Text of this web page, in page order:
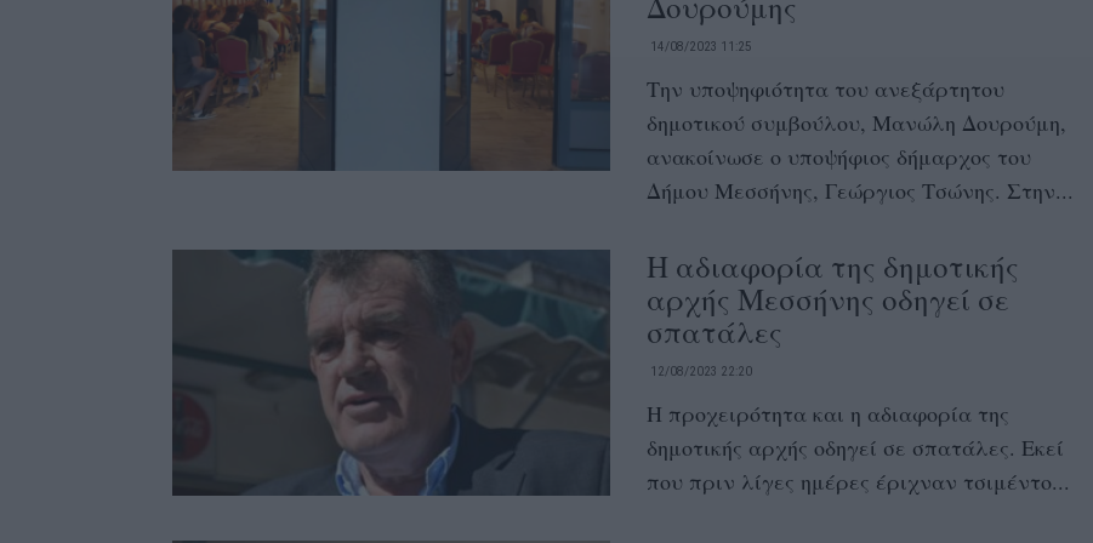
14/08/2023 11:25
Την υποψηφιότητα του ανεξάρτητου
δημοτικού συμβούλου, Μανώλη Δουρούμη,
ανακοίνωσε ο υποψήφιος δήμαρχος του
Δήμου Μεσσήνης, Γεώργιος Τσώνης. Στην...
Η αδιαφορία της δημοτικής
αρχής Μεσσήνης οδηγεί σε
σπατάλες
12/08/2023 22:20
Η προχειρότητα και η αδιαφορία της
δημοτικής αρχής οδηγεί σε σπατάλες. Εκεί
που πριν λίγες ημέρες έριχναν τσιμέντο...